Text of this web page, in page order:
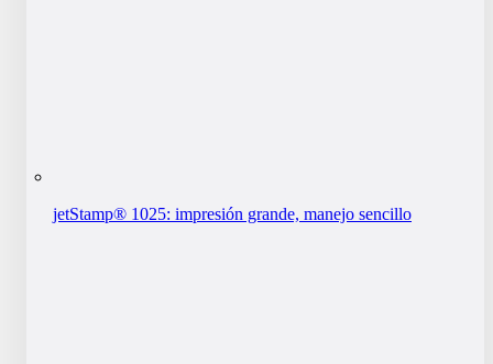
jetStamp® 1025: impresión grande, manejo sencillo